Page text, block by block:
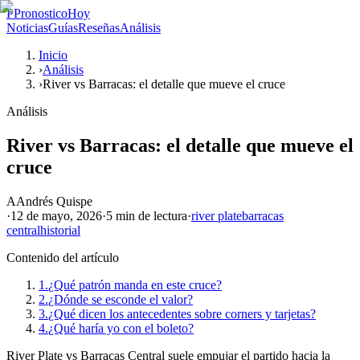
PPronosticoHoy
NoticiasGuíasReseñasAnálisis
Inicio
›Análisis
›River vs Barracas: el detalle que mueve el cruce
Análisis
River vs Barracas: el detalle que mueve el
cruce
AAndrés Quispe
·12 de mayo, 2026·5 min de lectura·river platebarracas
centralhistorial
Contenido del artículo
1.¿Qué patrón manda en este cruce?
2.¿Dónde se esconde el valor?
3.¿Qué dicen los antecedentes sobre corners y tarjetas?
4.¿Qué haría yo con el boleto?
River Plate vs Barracas Central suele empujar el partido hacia la